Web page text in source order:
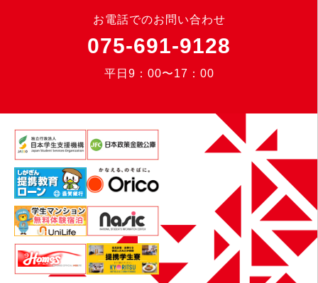
お電話でのお問い合わせ
075-691-9128
平日9：00〜17：00